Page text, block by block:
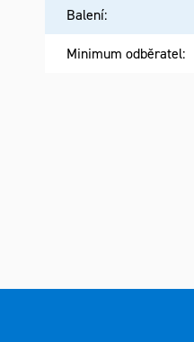
Balení:
Minimum odběratel: